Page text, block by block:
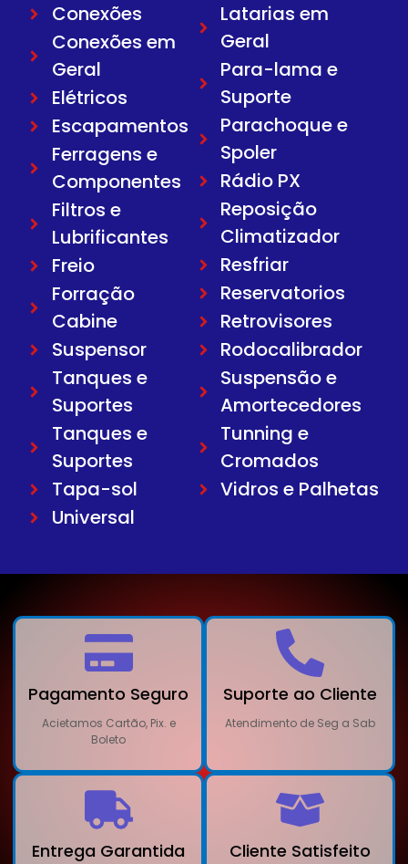
Conexões
Conexões em
Geral
Elétricos
Escapamentos
Ferragens e
Componentes
Filtros e
Lubrificantes
Freio
Forração
Cabine
Suspensor
Tanques e
Suportes
Tanques e
Suportes
Tapa-sol
Universal
Latarias em
Geral
Para-lama e
Suporte
Parachoque e
Spoler
Rádio PX
Reposição
Climatizador
Resfriar
Reservatorios
Retrovisores
Rodocalibrador
Suspensão e
Amortecedores
Tunning e
Cromados
Vidros e Palhetas
Pagamento Seguro
Acietamos Cartão, Pix. e
Boleto
Suporte ao Cliente
Atendimento de Seg a Sab
Entrega Garantida Cliente Satisfeito